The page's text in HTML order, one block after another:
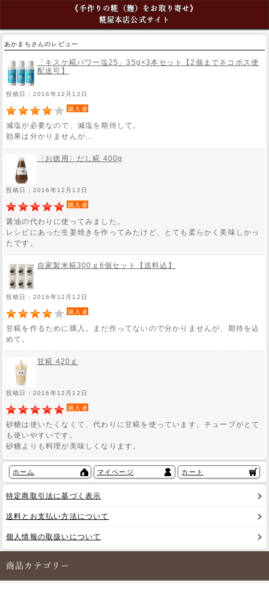
《手作りの糀（麹）をお取り寄せ》
糀屋本店公式サイト
あかまちさんのレビュー
「キスケ糀パワー塩25」35g×3本セット【2個までネコポス便
配送可】
投稿日：2016年12月12日
購入者
減塩が必要なので、減塩を期待して。
効果は分かりませんが…
〈お徳用〉だし糀 400g
投稿日：2016年12月12日
購入者
醤油の代わりに使ってみました。
レシピにあった生姜焼きを作ってみたけど、とても柔らかく美味しかっ
たです。
自家製米糀300ｇ6個セット【送料込】
投稿日：2016年12月12日
購入者
甘糀を作るために購入。まだ作ってないので分かりませんが、期待を込
めて。
甘糀 420ｇ
投稿日：2016年12月12日
購入者
砂糖は使いたくなくて、代わりに甘糀を使っています。チューブがとて
も使いやすいです。
砂糖よりも料理が美味しくなります。
ホーム マイページ カート
特定商取引法に基づく表示
送料とお支払い方法について
個人情報の取扱いについて
商品カテゴリー